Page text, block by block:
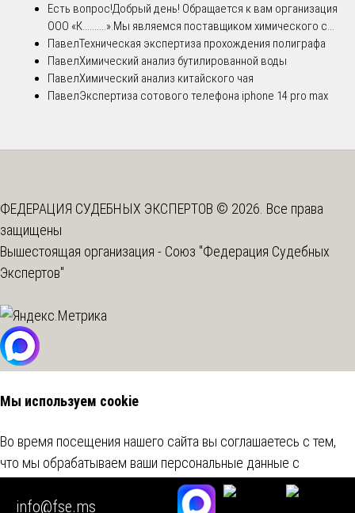
Есть вопрос!Добрый день! Обращается к вам организация
ООО «К..........».Мы являемся поставщиком химического с...
ПавелТехническая экспертиза прохождения полиграфа
ПавелХимический анализ бутилированной воды
ПавелХимический анализ китайского чая
ПавелЭкспертиза сотового телефона iphone 14 pro max
ФЕДЕРАЦИЯ СУДЕБНЫХ ЭКСПЕРТОВ © 2026. Все права
защищены
Вышестоящая организация - Союз "Федерация Судебных
Экспертов"
info@fse.ms
Мы используем cookie
Во время посещения нашего сайта вы соглашаетесь с тем,
что мы обрабатываем ваши персональные данные с
использованием метрических программ. Подробнее